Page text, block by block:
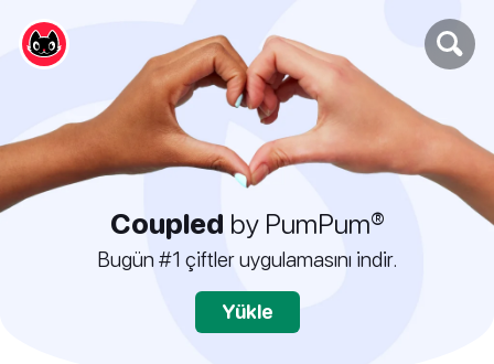
Coupled by PumPum®
Bugün #1 çiftler uygulamasını indir.
Yükle